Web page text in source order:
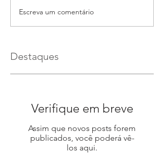
Escreva um comentário
Destaques
Verifique em breve
Assim que novos posts forem
publicados, você poderá vê-
los aqui.